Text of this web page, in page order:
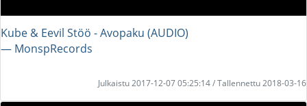
Kube & Eevil Stöö - Avopaku (AUDIO)
― MonspRecords
Julkaistu 2017-12-07 05:25:14 / Tallennettu 2018-03-16